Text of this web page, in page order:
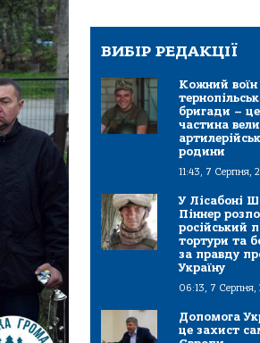
ВИБІР РЕДАКЦІЇ
Кожний воїн
бригади – це
частина
родини
11:43, 7 Серпня,
У Лісабоні
Піннер
російський
тортури та
за правду
Україну
06:13, 7 Серпня,
Допомога
це захист